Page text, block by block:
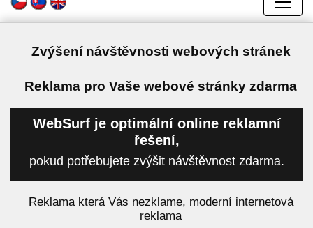
Zvýšení návštěvnosti webových stránek
Reklama pro Vaše webové stránky zdarma
WebSurf je optimální online reklamní
řešení,
pokud potřebujete zvýšit návštěvnost zdarma.
Reklama která Vás nezklame, moderní internetová
reklama